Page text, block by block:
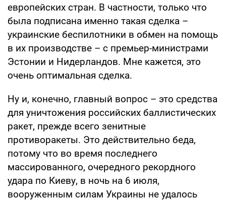
европейских стран. В частности, только что
была подписана именно такая сделка –
украинские беспилотники в обмен на помощь
в их производстве – с премьер-министрами
Эстонии и Нидерландов. Мне кажется, это
очень оптимальная сделка.
Ну и, конечно, главный вопрос – это средства
для уничтожения российских баллистических
ракет, прежде всего зенитные
противоракеты. Это действительно беда,
потому что во время последнего
массированного, очередного рекордного
удара по Киеву, в ночь на 6 июля,
вооруженным силам Украины не удалось